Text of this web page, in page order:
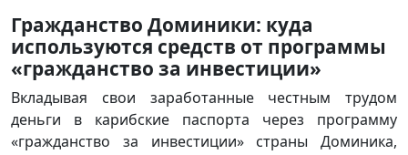
Гражданство Доминики: куда
используются средств от программы
«гражданство за инвестиции»
Вкладывая свои заработанные честным трудом
деньги в карибские паспорта через программу
«гражданство за инвестиции» страны Доминика,